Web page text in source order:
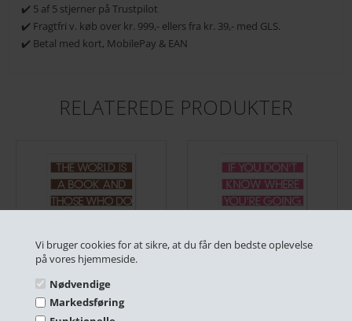
Vi bruger cookies for at sikre, at du får den bedste oplevelse
på vores hjemmeside.
Nødvendige
Markedsføring
✔️ 5 af 5 stjerner på Trustpilot
✔️ Fragtfri v. køb over kr. 999,- ellers fra kr. 39,- med GLS.
✔️ Betal med kort, MobilePay & EAN
RELATEREDE PRODUKTER
Travelling - Brun
DKK 249,00